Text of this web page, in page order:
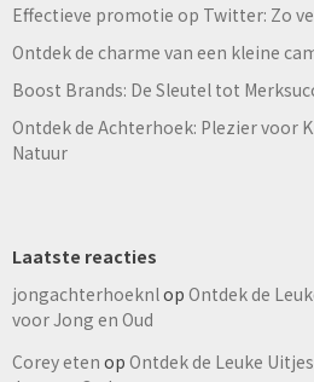
Effectieve promotie op Twitter: Zo
Ontdek de charme van een kleine
Boost Brands: De Sleutel tot
Ontdek de Achterhoek: Plezier voor
Natuur
Laatste reacties
jongachterhoeknl op Ontdek de
voor Jong en Oud
Corey eten op Ontdek de Leuke